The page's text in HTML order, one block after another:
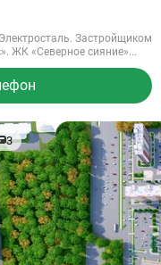
Застройщиком
ЖК «Северное сияние»...
3